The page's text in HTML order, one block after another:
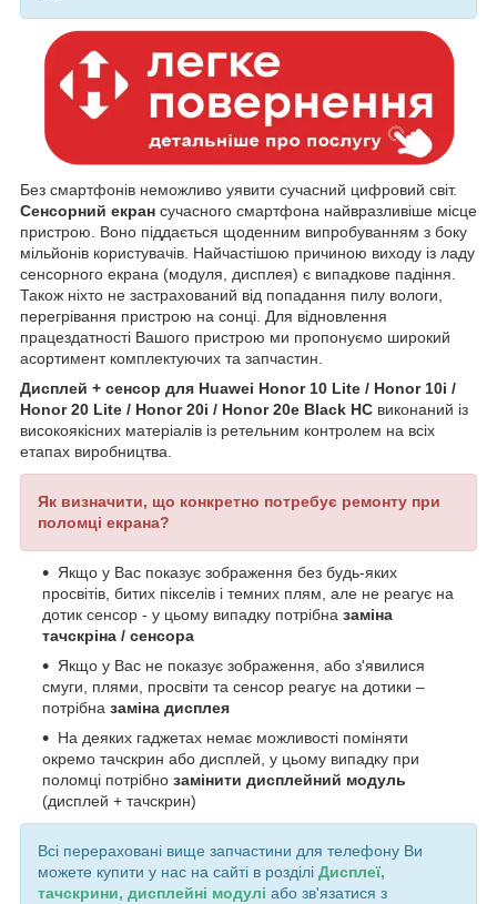
Без смартфонів неможливо уявити сучасний цифровий світ.
Сенсорний екран сучасного смартфона найвразливіше місце
пристрою. Воно піддається щоденним випробуванням з боку
мільйонів користувачів. Найчастішою причиною виходу із ладу
сенсорного екрана (модуля, дисплея) є випадкове падіння.
Також ніхто не застрахований від попадання пилу вологи,
перегрівання пристрою на сонці. Для відновлення
працездатності Вашого пристрою ми пропонуємо широкий
асортимент комплектуючих та запчастин.
Дисплей + сенсор для Huawei Honor 10 Lite / Honor 10i /
Honor 20 Lite / Honor 20i / Honor 20e Black HC виконаний із
високоякісних матеріалів із ретельним контролем на всіх
етапах виробництва.
Як визначити, що конкретно потребує ремонту при
поломці екрана?
Якщо у Вас показує зображення без будь-яких
просвітів, битих пікселів і темних плям, але не реагує на
дотик сенсор - у цьому випадку потрібна заміна
тачскріна / сенсора
Якщо у Вас не показує зображення, або з'явилися
смуги, плями, просвіти та сенсор реагує на дотики –
потрібна заміна дисплея
На деяких гаджетах немає можливості поміняти
окремо тачскрин або дисплей, у цьому випадку при
поломці потрібно замінити дисплейний модуль
(дисплей + тачскрин)
Всі перераховані вище запчастини для телефону Ви
можете купити у нас на сайті в розділі Дисплеї,
тачскрини, дисплейні модулі або зв'язатися з